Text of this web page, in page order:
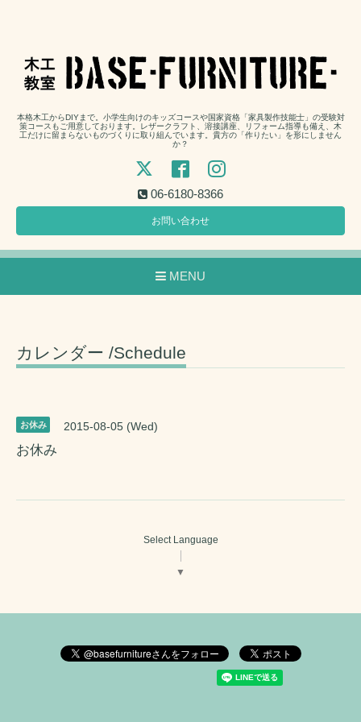
本格木工からDIYまで。小学生向けのキッズコースや国家資格「家具製作技能士」の受験対
策コースもご用意しております。レザークラフト、溶接講座、リフォーム指導も備え、木
工だけに留まらないものづくりに取り組んでいます。貴方の「作りたい」を形にしません
か？
06-6180-8366
お問い合わせ
MENU
カレンダー /Schedule
お休み 2015-08-05 (Wed)
お休み
Select Language
▼